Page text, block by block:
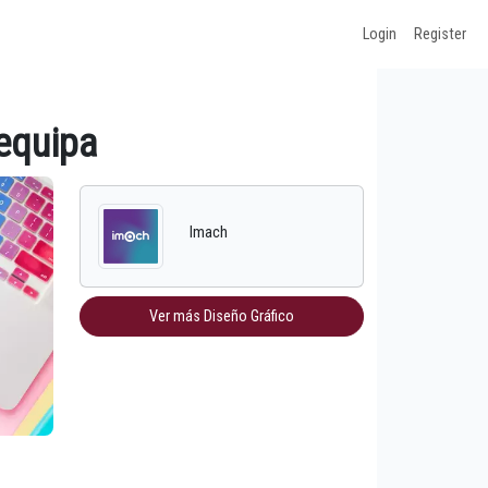
Login Register
Imach
Ver más Diseño Gráfico